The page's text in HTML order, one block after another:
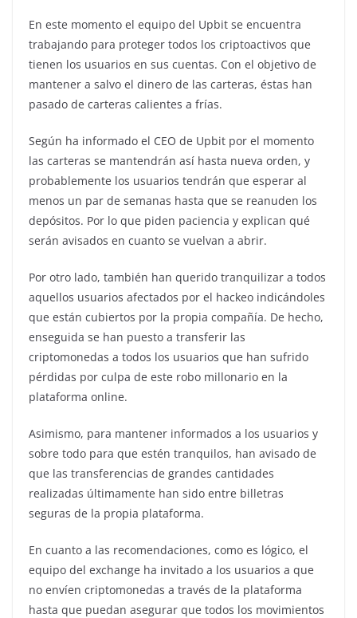
En este momento el equipo del Upbit se encuentra
trabajando para proteger todos los criptoactivos que
tienen los usuarios en sus cuentas. Con el objetivo de
mantener a salvo el dinero de las carteras, éstas han
pasado de carteras calientes a frías.
Según ha informado el CEO de Upbit por el momento
las carteras se mantendrán así hasta nueva orden, y
probablemente los usuarios tendrán que esperar al
menos un par de semanas hasta que se reanuden los
depósitos. Por lo que piden paciencia y explican qué
serán avisados en cuanto se vuelvan a abrir.
Por otro lado, también han querido tranquilizar a todos
aquellos usuarios afectados por el hackeo indicándoles
que están cubiertos por la propia compañía. De hecho,
enseguida se han puesto a transferir las
criptomonedas a todos los usuarios que han sufrido
pérdidas por culpa de este robo millonario en la
plataforma online.
Asimismo, para mantener informados a los usuarios y
sobre todo para que estén tranquilos, han avisado de
que las transferencias de grandes cantidades
realizadas últimamente han sido entre billetras
seguras de la propia plataforma.
En cuanto a las recomendaciones, como es lógico, el
equipo del exchange ha invitado a los usuarios a que
no envíen criptomonedas a través de la plataforma
hasta que puedan asegurar que todos los movimientos